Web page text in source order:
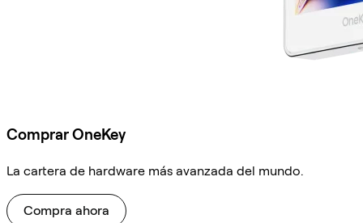
Comprar OneKey
La cartera de hardware más avanzada del mundo.
Compra ahora